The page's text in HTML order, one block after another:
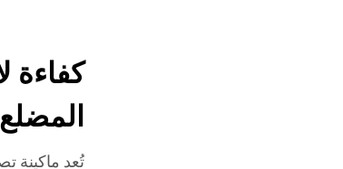
كفاءة
المضلع
تُعد ماكينة